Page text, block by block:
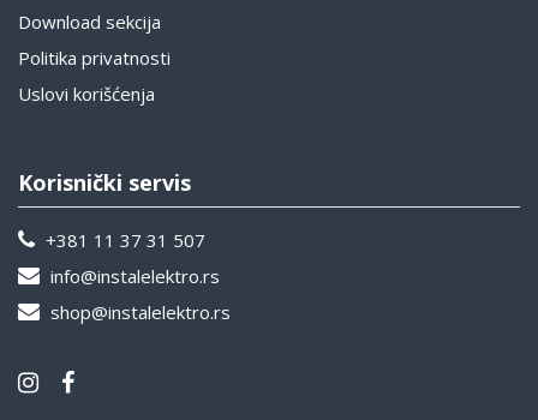
Download sekcija
Politika privatnosti
Uslovi korišćenja
Korisnički servis
+381 11 37 31 507
info@instalelektro.rs
shop@instalelektro.rs